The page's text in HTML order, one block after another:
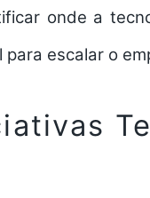
onde a
escalar o